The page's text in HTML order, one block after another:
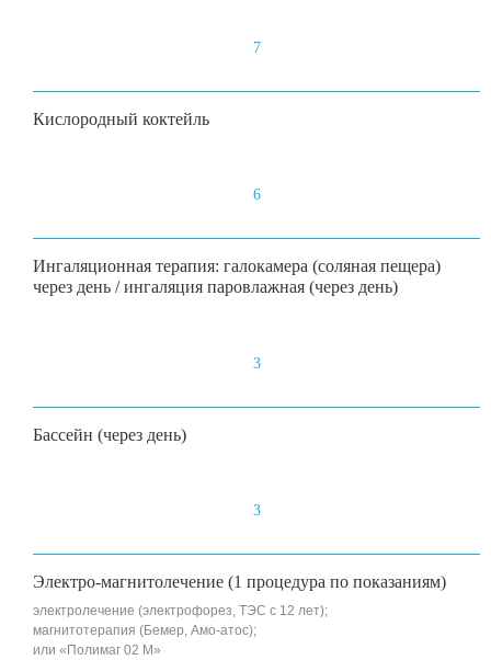
7
Кислородный коктейль
6
Ингаляционная терапия: галокамера (соляная пещера)
через день / ингаляция паровлажная (через день)
3
Бассейн (через день)
3
Электро-магнитолечение (1 процедура по показаниям)
электролечение (электрофорез, ТЭС с 12 лет);
магнитотерапия (Бемер, Амо-атос);
или «Полимаг 02 М»